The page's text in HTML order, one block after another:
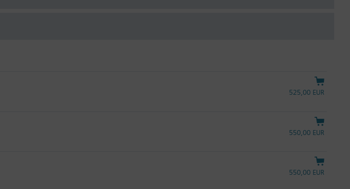
525,00 EUR
550,00 EUR
550,00 EUR